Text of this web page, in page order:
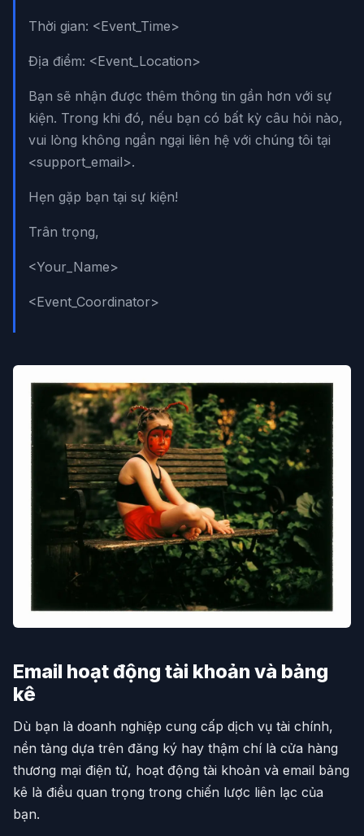
Thời gian: <Event_Time>
Địa điểm: <Event_Location>
Bạn sẽ nhận được thêm thông tin gần hơn với sự
kiện. Trong khi đó, nếu bạn có bất kỳ câu hỏi nào,
vui lòng không ngần ngại liên hệ với chúng tôi tại
<support_email>.
Hẹn gặp bạn tại sự kiện!
Trân trọng,
<Your_Name>
<Event_Coordinator>
Email hoạt động tài khoản và bảng
kê
Dù bạn là doanh nghiệp cung cấp dịch vụ tài chính,
nền tảng dựa trên đăng ký hay thậm chí là cửa hàng
thương mại điện tử, hoạt động tài khoản và email bảng
kê là điều quan trọng trong chiến lược liên lạc của
bạn.